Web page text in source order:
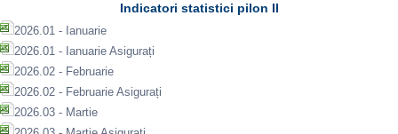
Indicatori statistici pilon II
2026.01 - Ianuarie
2026.01 - Ianuarie Asigurați
2026.02 - Februarie
2026.02 - Februarie Asigurați
2026.03 - Martie